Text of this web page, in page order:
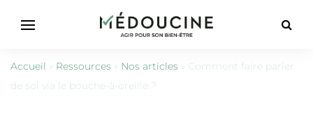
Accueil » Ressources » Nos articles » Comment faire parler
de soi via le bouche-à-oreille ?